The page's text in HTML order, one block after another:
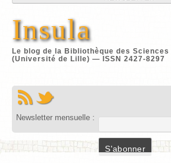
Insula
Le blog de la Bibliothèque des
(Université de Lille) — ISSN 2427-8297
Newsletter mensuelle :